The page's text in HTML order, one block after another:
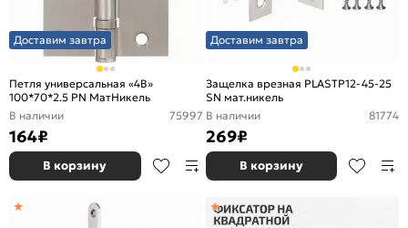
Доставим завтра
Петля универсальная «4B»
100*70*2.5 PN МатНикель
В наличии
75997
164₽
В корзину
Доставим завтра
Защелка врезная PLASTP12-45-25
SN мат.никель
В наличии
81774
269₽
В корзину